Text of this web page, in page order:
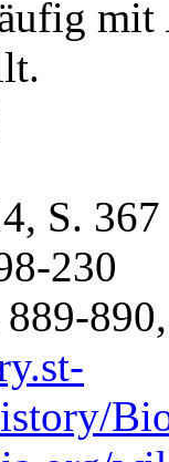
mit
S. 367
230
890,